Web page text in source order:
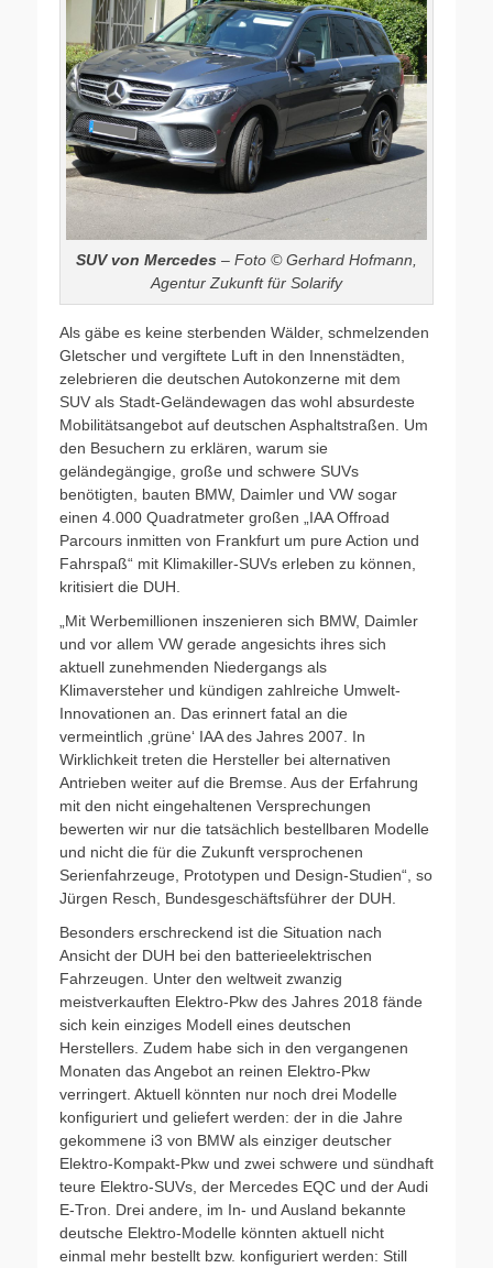
SUV von Mercedes – Foto © Gerhard Hofmann,
Agentur Zukunft für Solarify
Als gäbe es keine sterbenden Wälder, schmelzenden
Gletscher und vergiftete Luft in den Innenstädten,
zelebrieren die deutschen Autokonzerne mit dem
SUV als Stadt-Geländewagen das wohl absurdeste
Mobilitätsangebot auf deutschen Asphaltstraßen. Um
den Besuchern zu erklären, warum sie
geländegängige, große und schwere SUVs
benötigten, bauten BMW, Daimler und VW sogar
einen 4.000 Quadratmeter großen „IAA Offroad
Parcours inmitten von Frankfurt um pure Action und
Fahrspaß“ mit Klimakiller-SUVs erleben zu können,
kritisiert die DUH.
„Mit Werbemillionen inszenieren sich BMW, Daimler
und vor allem VW gerade angesichts ihres sich
aktuell zunehmenden Niedergangs als
Klimaversteher und kündigen zahlreiche Umwelt-
Innovationen an. Das erinnert fatal an die
vermeintlich ‚grüne‘ IAA des Jahres 2007. In
Wirklichkeit treten die Hersteller bei alternativen
Antrieben weiter auf die Bremse. Aus der Erfahrung
mit den nicht eingehaltenen Versprechungen
bewerten wir nur die tatsächlich bestellbaren Modelle
und nicht die für die Zukunft versprochenen
Serienfahrzeuge, Prototypen und Design-Studien“, so
Jürgen Resch, Bundesgeschäftsführer der DUH.
Besonders erschreckend ist die Situation nach
Ansicht der DUH bei den batterieelektrischen
Fahrzeugen. Unter den weltweit zwanzig
meistverkauften Elektro-Pkw des Jahres 2018 fände
sich kein einziges Modell eines deutschen
Herstellers. Zudem habe sich in den vergangenen
Monaten das Angebot an reinen Elektro-Pkw
verringert. Aktuell könnten nur noch drei Modelle
konfiguriert und geliefert werden: der in die Jahre
gekommene i3 von BMW als einziger deutscher
Elektro-Kompakt-Pkw und zwei schwere und sündhaft
teure Elektro-SUVs, der Mercedes EQC und der Audi
E-Tron. Drei andere, im In- und Ausland bekannte
deutsche Elektro-Modelle könnten aktuell nicht
einmal mehr bestellt bzw. konfiguriert werden: Still